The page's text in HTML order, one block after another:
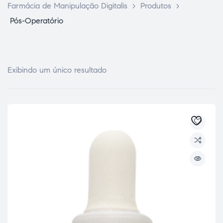
Farmácia de Manipulação Digitalis > Produtos
>
Pós-Operatório
Exibindo um único resultado